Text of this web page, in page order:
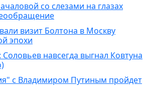
со слезами на глазах
визит Болтона в Москву
эпохи
навсегда выгнал Ковтуна
с Владимиром Путиным пройдет